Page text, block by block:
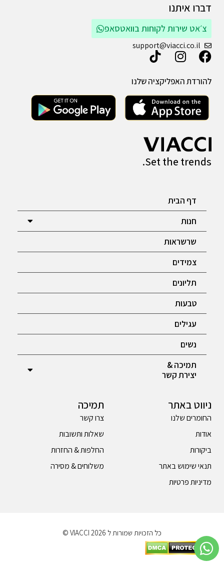
דברו איתנו
צ׳אט שירות לקוחות בוואטסאפ
support@viacci.co.il
להורדת האפליקציה שלנו
Set the trends.
דף הבית
חנות
שרשראות
צמידים
תליונים
טבעות
עגילים
נשים
תמיכה &
יצירת קשר
ניווט באתר
החומרים שלנו
אודות
ביקורות
תנאי שימוש באתר
מדיניות פרטיות
תמיכה
צרו קשר
שאלות ותשובות
החלפות & החזרות
משלוחים & מסירה
כל הזכויות שמורות ל 2026 VIACCI ©